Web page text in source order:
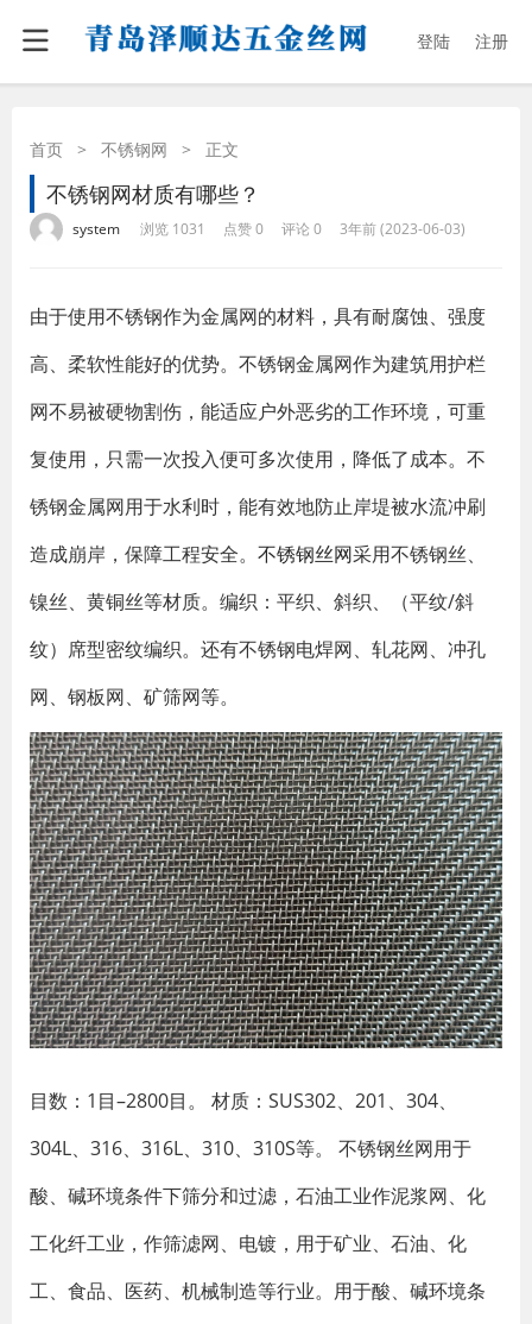
登陆 注册
首页 > 不锈钢网 > 正文
不锈钢网材质有哪些？
system 浏览 1031 点赞 0 评论 0 3年前 (2023-06-03)
由于使用不锈钢作为金属网的材料，具有耐腐蚀、强度
高、柔软性能好的优势。不锈钢金属网作为建筑用护栏
网不易被硬物割伤，能适应户外恶劣的工作环境，可重
复使用，只需一次投入便可多次使用，降低了成本。不
锈钢金属网用于水利时，能有效地防止岸堤被水流冲刷
造成崩岸，保障工程安全。 不锈钢丝网采用不锈钢丝、
镍丝、黄铜丝等材质。编织：平织、斜织、（平纹/斜
纹）席型密纹编织。还有不锈钢电焊网、轧花网、冲孔
网、钢板网、矿筛网等。
目数：1目–2800目。 材质：SUS302、201、304、
304L、316、316L、310、310S等。 不锈钢丝网用于
酸、碱环境条件下筛分和过滤，石油工业作泥浆网、化
工化纤工业，作筛滤网、电镀，用于矿业、石油、化
工、食品、医药、机械制造等行业。用于酸、碱环境条